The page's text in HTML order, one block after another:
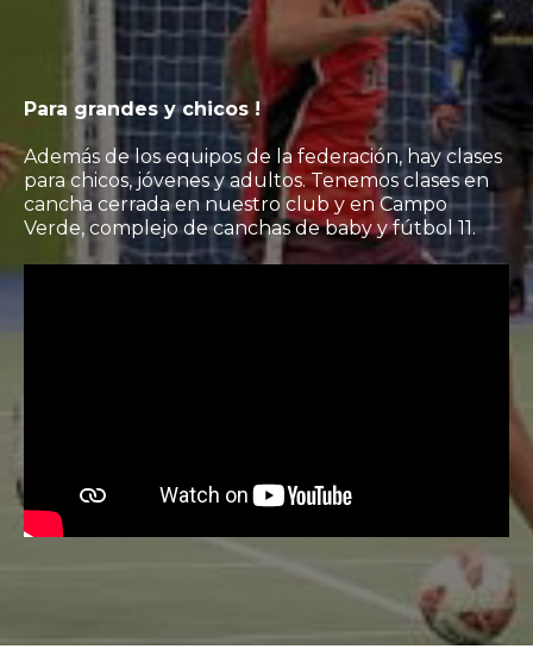
Para grandes y chicos !
Además de los equipos de la federación, hay clases
para chicos, jóvenes y adultos. Tenemos clases en
cancha cerrada en nuestro club y en Campo
Verde, complejo de canchas de baby y fútbol 11.